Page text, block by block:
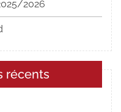
2026
récents